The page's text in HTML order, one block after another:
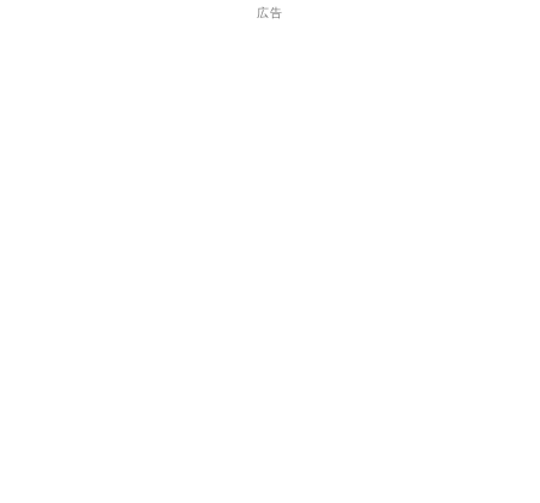
広告